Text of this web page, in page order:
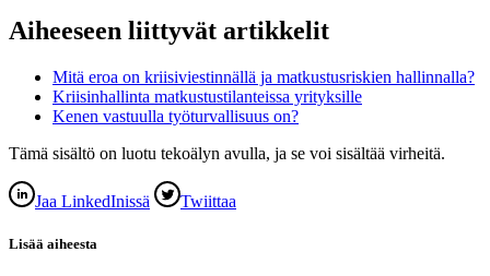
Aiheeseen liittyvät artikkelit
Mitä eroa on kriisiviestinnällä ja matkustusriskien hallinnalla?
Kriisinhallinta matkustustilanteissa yrityksille
Kenen vastuulla työturvallisuus on?
Tämä sisältö on luotu tekoälyn avulla, ja se voi sisältää virheitä.
Jaa LinkedInissä Twiittaa
Lisää aiheesta